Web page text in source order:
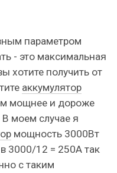
параметром
- это максимальная
хотите получить от
аккумулятор
мощнее и дороже
моем случае я
мощность 3000Вт
3000/12 = 250А так
с таким